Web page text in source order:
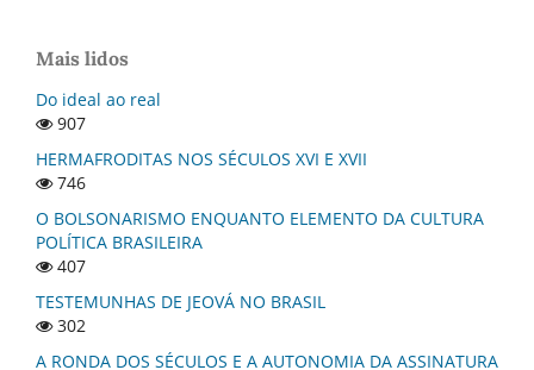
Mais lidos
Do ideal ao real
907
HERMAFRODITAS NOS SÉCULOS XVI E XVII
746
O BOLSONARISMO ENQUANTO ELEMENTO DA CULTURA
POLÍTICA BRASILEIRA
407
TESTEMUNHAS DE JEOVÁ NO BRASIL
302
A RONDA DOS SÉCULOS E A AUTONOMIA DA ASSINATURA